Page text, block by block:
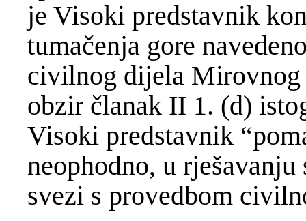
je Visoki predstavnik
tumačenja gore
civilnog dijela Mirovnog
obzir članak II 1. (d)
Visoki predstavnik
neophodno, u
svezi s provedbom